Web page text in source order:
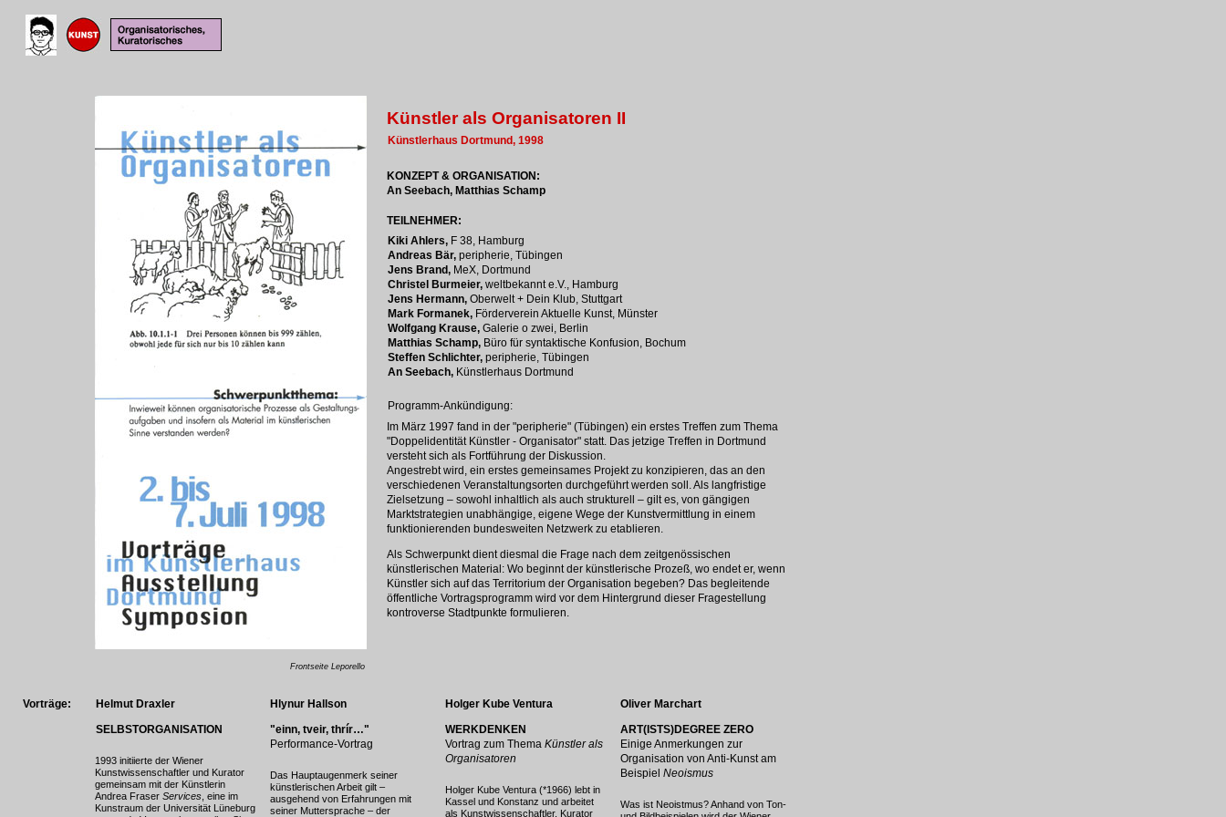
Vorträge:
Helmut Draxler
SELBSTORGANISATION
Hlynur Hallson
"einn, tveir, thrír…"
Performance-Vortrag
Holger Kube Ventura
WERKDENKEN
Vortrag zum Thema Künstler als
Organisatoren
Oliver Marchart
ART(ISTS)DEGREE ZERO
Einige Anmerkungen zur
Organisation von Anti-Kunst am
Beispiel Neoismus
Das Hauptaugenmerk seiner
künstlerischen Arbeit gilt –
ausgehend von Erfahrungen mit
seiner Muttersprache – der
Holger Kube Ventura (*1966) lebt in
Kassel und Konstanz und arbeitet
als Kunstwissenschaftler, Kurator
Was ist Neoistmus? Anhand von Ton-
Frontseite Leporello
1993 initiierte der Wiener
Kunstwissenschaftler und Kurator
gemeinsam mit der Künstlerin
Andrea Fraser Services , eine im
Kunstraum der Universität Lüneburg
Künstler als Organisatoren II
KONZEPT & ORGANISATION:
An Seebach, Matthias Schamp
Kiki Ahlers, F 38, Hamburg
Andreas Bär, peripherie, Tübingen
Jens Brand, MeX, Dortmund
Christel Burmeier, weltbekannt e.V., Hamburg
Jens Hermann, Oberwelt + Dein Klub, Stuttgart
Mark Formanek, Förderverein Aktuelle Kunst, Münster
Wolfgang Krause, Galerie o zwei, Berlin
Matthias Schamp, Büro für syntaktische Konfusion, Bochum
Steffen Schlichter, peripherie, Tübingen
An Seebach, Künstlerhaus Dortmund
Künstlerhaus Dortmund, 1998
TEILNEHMER:
Im März 1997 fand in der "peripherie" (Tübingen) ein erstes Treffen zum Thema
"Doppelidentität Künstler - Organisator" statt. Das jetzige Treffen in Dortmund
versteht sich als Fortführung der Diskussion.
Angestrebt wird, ein erstes gemeinsames Projekt zu konzipieren, das an den
verschiedenen Veranstaltungsorten durchgeführt werden soll. Als langfristige
Zielsetzung – sowohl inhaltlich als auch strukturell – gilt es, von gängigen
Marktstrategien unabhängige, eigene Wege der Kunstvermittlung in einem
funktionierenden bundesweiten Netzwerk zu etablieren.
Als Schwerpunkt dient diesmal die Frage nach dem zeitgenössischen
künstlerischen Material: Wo beginnt der künstlerische Prozeß, wo endet er, wenn
Künstler sich auf das Territorium der Organisation begeben? Das begleitende
öffentliche Vortragsprogramm wird vor dem Hintergrund dieser Fragestellung
kontroverse Stadtpunkte formulieren.
Programm-Ankündigung: